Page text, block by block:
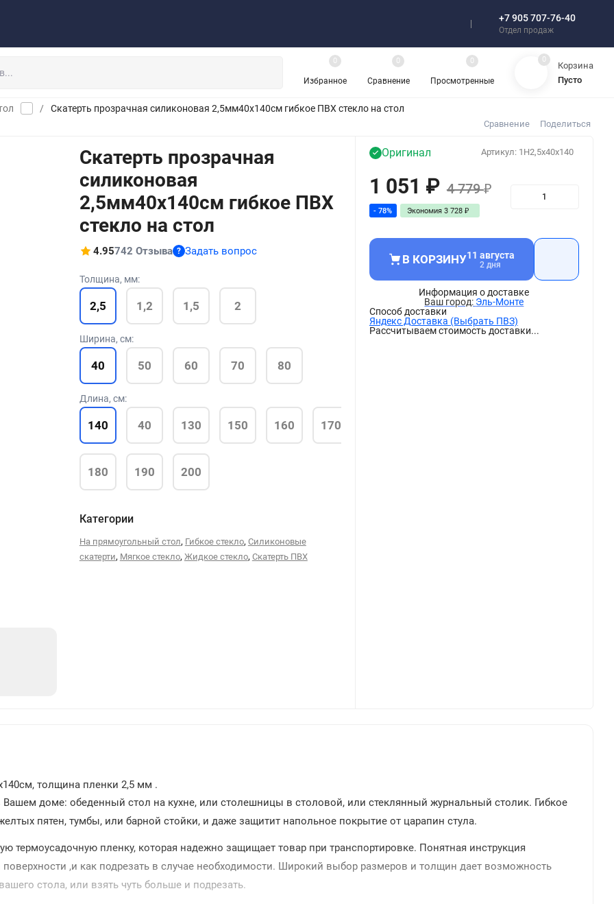
+7 905 707-76-40
Отдел продаж
Избранное
0
Сравнение
0
Просмотренные
0 0
Корзина
Пусто
/ Скатерть прозрачная силиконовая 2,5мм40x140см гибкое ПВХ стекло на стол
Сравнение Поделиться
Скатерть прозрачная
силиконовая
2,5мм40x140см гибкое ПВХ
стекло на стол
4.95742 Отзыва ? Задать вопрос
Толщина, мм:
2,5 1,2 1,5 2
Ширина, см:
40 50 60 70 80
Длина, см:
140 40 130 150 160 170
180 190 200
Категории
На прямоугольный стол, Гибкое стекло, Силиконовые
скатерти, Мягкое стекло, Жидкое стекло, Скатерть ПВХ
Артикул: 1H2,5x40x140
Оригинал
1 051 ₽ 4 779₽
- 78% Экономия 3 728 ₽
В КОРЗИНУ11 августа
2 дня
Информация о доставке
Эль-Монте
Способ доставки
Яндекс Доставка (Выбрать ПВЗ)
Рассчитываем стоимость доставки...
толщина пленки 2,5 мм .
доме: обеденный стол на кухне, или столешницы в столовой, или стеклянный журнальный столик. Гибкое
пятен, тумбы, или барной стойки, и даже защитит напольное покрытие от царапин стула.
термоусадочную пленку, которая надежно защищает товар при транспортировке. Понятная инструкция
,и как подрезать в случае необходимости. Широкий выбор размеров и толщин дает возможность
стола, или взять чуть больше и подрезать.